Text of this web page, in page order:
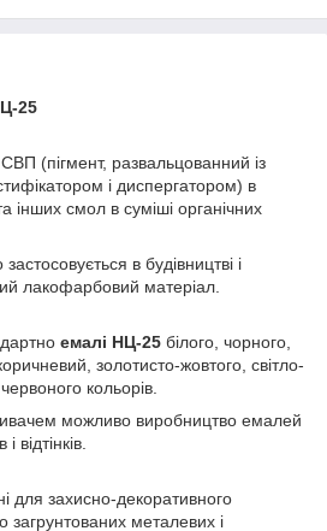
25
(пігмент, развальцованний із
і диспергатором) в
інших смол в суміші органічних
в будівництві і
лакофарбовий матеріал.
емалі НЦ-25 білого, чорного,
золотисто-жовтого, світло-
кольорів.
можливо виробництво емалей
відтінків.
для захисно-декоративного
металевих і